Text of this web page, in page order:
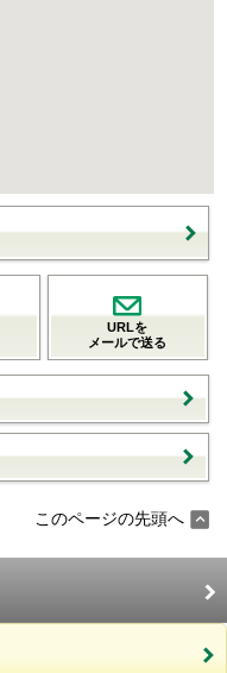
URLを
メールで送る
このページの先頭へ